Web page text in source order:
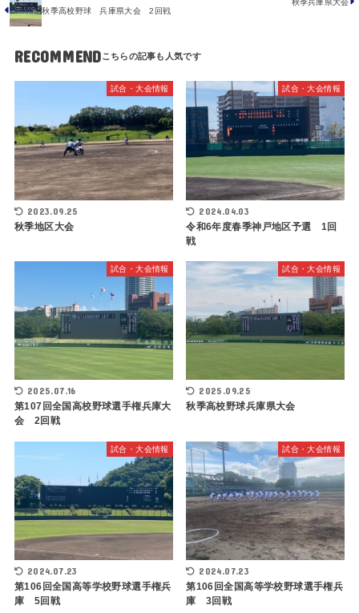
秋季高校野球 兵庫県大会 2回戦
秋季兵庫県大会
RECOMMEND
試合・大会情報
2023.09.25
秋季地区大会
試合・大会情報
2024.04.03
令和6年度春季神戸地区予選 1回
戦
試合・大会情報
2025.07.16
第107回全国高校野球選手権兵庫大
会 2回戦
試合・大会情報
2025.09.25
秋季高校野球兵庫県大会
試合・大会情報
2024.07.23
第106回全国高等学校野球選手権兵
庫 5回戦
試合・大会情報
2024.07.23
第106回全国高等学校野球選手権兵
庫 3回戦